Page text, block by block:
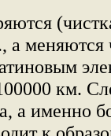
а
км.
а именно